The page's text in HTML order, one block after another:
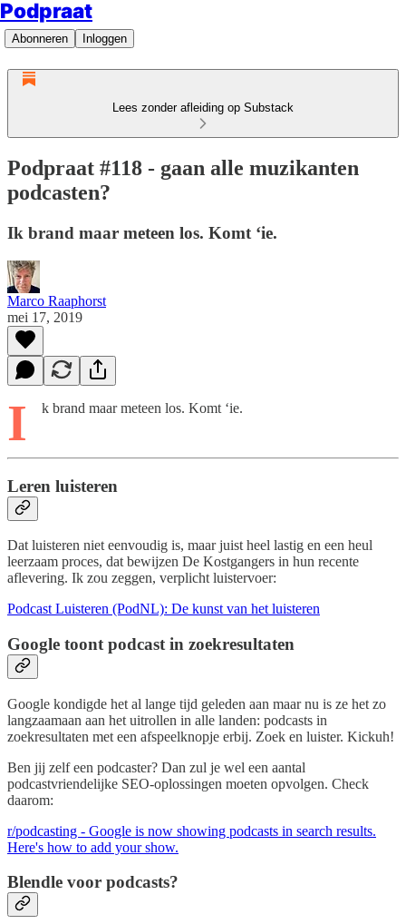
Podpraat
Abonneren Inloggen
Lees zonder afleiding op Substack
Podpraat #118 - gaan alle muzikanten
podcasten?
Ik brand maar meteen los. Komt ‘ie.
Marco Raaphorst
mei 17, 2019
I k brand maar meteen los. Komt ‘ie.
Leren luisteren
Dat luisteren niet eenvoudig is, maar juist heel lastig en een heul
leerzaam proces, dat bewijzen De Kostgangers in hun recente
aflevering. Ik zou zeggen, verplicht luistervoer:
Podcast Luisteren (PodNL): De kunst van het luisteren
Google toont podcast in zoekresultaten
Google kondigde het al lange tijd geleden aan maar nu is ze het zo
langzaamaan aan het uitrollen in alle landen: podcasts in
zoekresultaten met een afspeelknopje erbij. Zoek en luister. Kickuh!
Ben jij zelf een podcaster? Dan zul je wel een aantal
podcastvriendelijke SEO-oplossingen moeten opvolgen. Check
daarom:
r/podcasting - Google is now showing podcasts in search results.
Here's how to add your show.
Blendle voor podcasts?